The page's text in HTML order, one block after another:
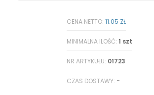
CENA NETTO:11.05 ZŁ
MINIMALNA ILOŚĆ:1 szt
NR ARTYKUŁU: 01723
CZAS DOSTAWY: -